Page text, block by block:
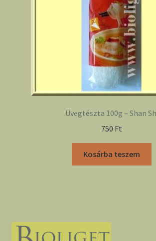
Üvegtészta 100g – Shan
750 Ft
Kosárba teszem